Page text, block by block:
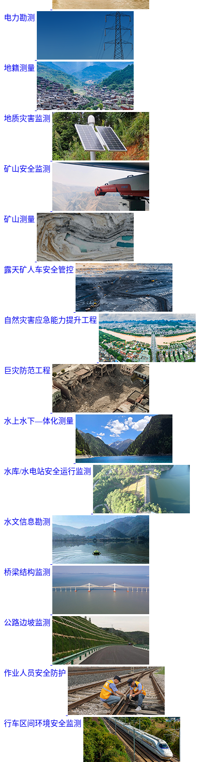
电力勘测
地籍测量
地质灾害监测
矿山安全监测
矿山测量
露天矿人车安全管控
自然灾害应急能力提升工程
巨灾防范工程
水上水下—体化测量
水库/水电站安全运行监测
水文信息勘测
桥梁结构监测
公路边坡监测
作业人员安全防护
行车区间环境安全监测